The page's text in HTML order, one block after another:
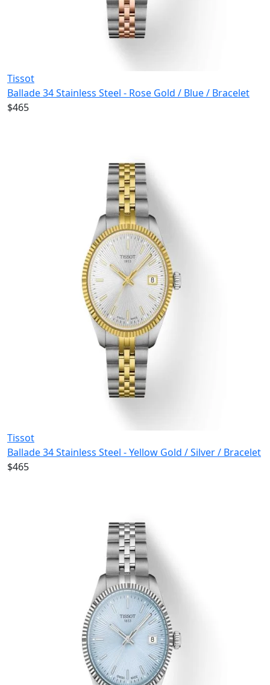
Tissot
Ballade 34 Stainless Steel - Rose Gold / Blue / Bracelet
$465
Tissot
Ballade 34 Stainless Steel - Yellow Gold / Silver / Bracelet
$465